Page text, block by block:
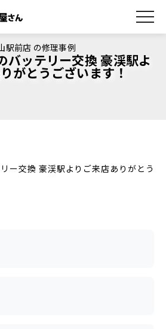
駅前店 の修理事例
ッテリー交換 豪渓駅よ
がとうございます！
ー交換 豪渓駅よりご来店ありがとう